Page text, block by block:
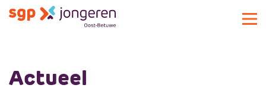
Over SGPJOB
Actueel
Actueel